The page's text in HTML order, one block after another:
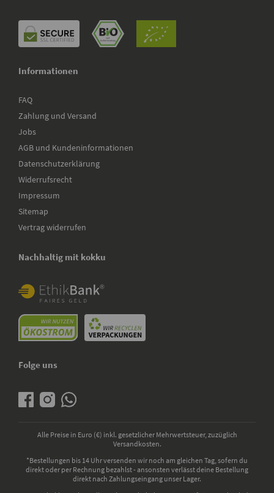
Informationen
FAQ
Zahlung und Versand
Jobs
AGB und Kundeninformationen
Datenschutzerklärung
Widerrufsrecht
Impressum
Sitemap
Vertrag widerrufen
Nachhaltig mit kokku
Folge uns
Alle Preise in Euro (€) inkl. gesetzlicher Mehrwertsteuer, zuzüglich
Versandkosten.
*Bestellungen bis 14 Uhr versenden wir noch am gleichen Tag, sofern du
direkt oder per Rechnung bezahlst - ansonsten verlässt deine Bestellung
direkt nach Zahlungseingang unser Lager.